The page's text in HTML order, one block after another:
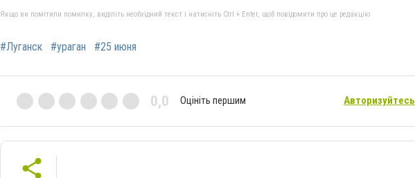
Якщо ви помітили помилку, виділіть необхідний текст і натисніть Ctrl + Enter, щоб повідомити про це редакцію
#Луганск #ураган #25 июня
0,0 Оцініть першим Авторизуйтесь